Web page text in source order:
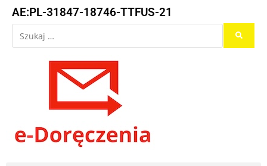
AE:PL-31847-18746-TTFUS-21